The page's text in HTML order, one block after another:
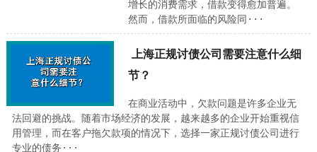
增长的消费需求，借款变得愈加普遍。
然而，借款所面临的风险同···
上海正规讨债公司需要注意什么细
节？
在商业活动中，欠款问题是许多企业无
法回避的挑战。随着市场经济的发展，越来越多的企业开始重视信
用管理，而在客户拖欠款项的情况下，选择一家正规讨债公司进行
专业的债务···